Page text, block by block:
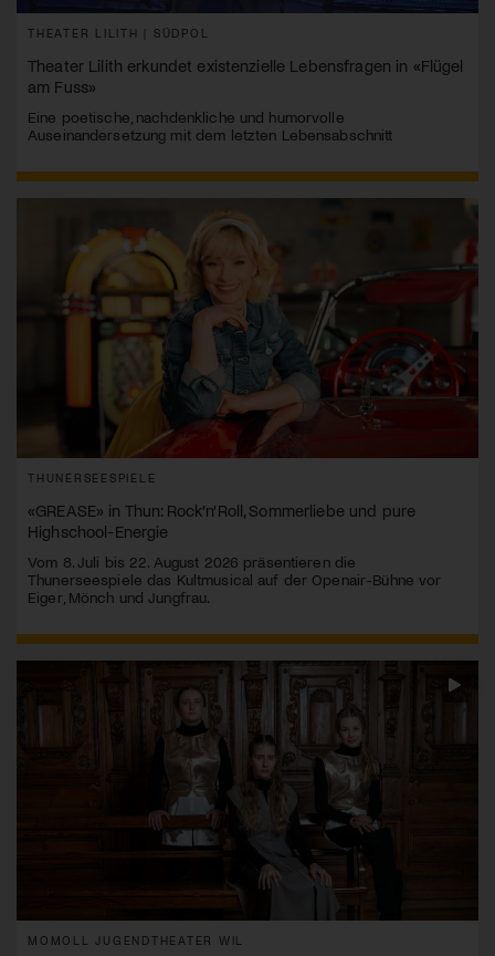
THEATER LILITH | SÜDPOL
Theater Lilith erkundet existenzielle Lebensfragen in «Flügel
am Fuss»
Eine poetische, nachdenkliche und humorvolle
Auseinandersetzung mit dem letzten Lebensabschnitt
THUNERSEESPIELE
«GREASE» in Thun: Rock’n’Roll, Sommerliebe und pure
Highschool-Energie
Vom 8. Juli bis 22. August 2026 präsentieren die
Thunerseespiele das Kultmusical auf der Openair-Bühne vor
Eiger, Mönch und Jungfrau.
MOMOLL JUGENDTHEATER WIL